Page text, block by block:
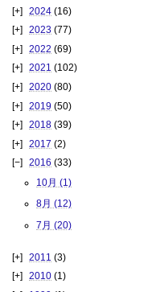
2024 (16)
2023 (77)
2022 (69)
2021 (102)
2020 (80)
2019 (50)
2018 (39)
2017 (2)
2016 (33)
10月 (1)
8月 (12)
7月 (20)
2011 (3)
2010 (1)